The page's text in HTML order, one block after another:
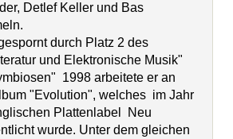
Detlef Keller und Bas
durch Platz 2 des
und Elektronische Musik"
1998 arbeitete er an
"Evolution", welches im Jahr
Plattenlabel Neu
wurde. Unter dem gleichen